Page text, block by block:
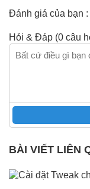
Đánh giá của bạn :
Hỏi & Đáp (0 câu
BÀI VIẾT LIÊN